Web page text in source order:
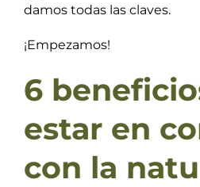
damos todas las claves.
¡Empezamos!
6
estar en
con la